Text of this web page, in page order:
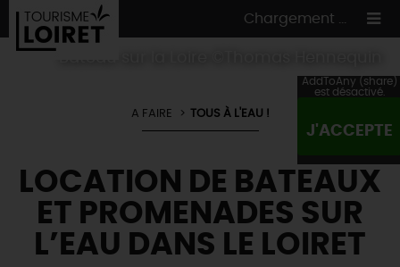
Chargement ...
VOS ENVIES
LES INCONTOURNABLES MADE IN LOIRET
HÉBERGEMENTS
HÉBERGEMENTS
INSOLITES
CULTURE
NATURE
EN MODECIRCUITS& BALADES
A FAIRE TOUS À L'EAU !
LOCATION DE BATEAUX
ET PROMENADES SUR
L’EAU DANS LE LOIRET
AddToAny (share)
est désactivé.
J'ACCEPTE